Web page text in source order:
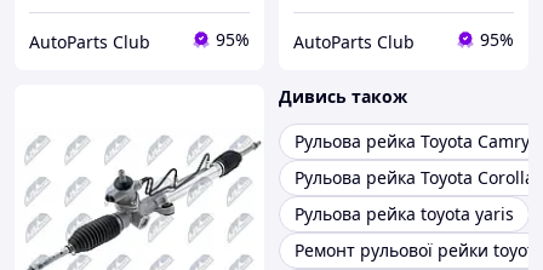
AutoParts Club 95% AutoParts Club 95%
Дивись також
Рульова рейка Toyota Camry
Рульова рейка Toyota Corolla
Рульова рейка toyota yaris
Ремонт рульової рейки